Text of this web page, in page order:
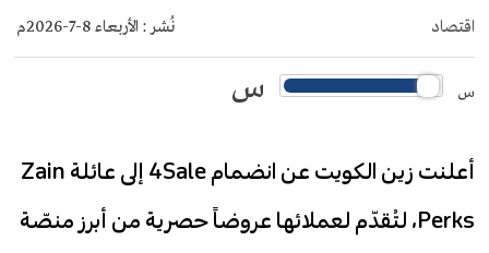
اقتصاد نُشر : الأربعاء 8-7-2026م
س س
أعلنت زين الكويت عن انضمام 4Sale إلى عائلة Zain
Perks، لتُقدّم لعملائها عروضاً حصرية من أبرز منصّة